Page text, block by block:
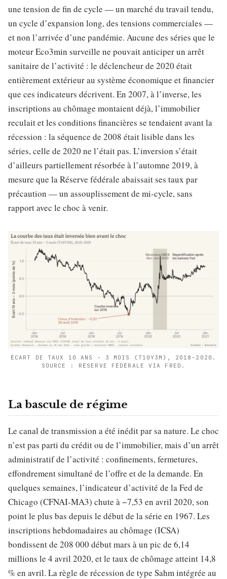
une tension de fin de cycle — un marché du travail tendu,
un cycle d’expansion long, des tensions commerciales —
et non l’arrivée d’une pandémie. Aucune des séries que le
moteur Eco3min surveille ne pouvait anticiper un arrêt
sanitaire de l’activité : le déclencheur de 2020 était
entièrement extérieur au système économique et financier
que ces indicateurs décrivent. En 2007, à l’inverse, les
inscriptions au chômage montaient déjà, l’immobilier
reculait et les conditions financières se tendaient avant la
récession : la séquence de 2008 était lisible dans les
séries, celle de 2020 ne l’était pas. L’inversion s’était
d’ailleurs partiellement résorbée à l’automne 2019, à
mesure que la Réserve fédérale abaissait ses taux par
précaution — un assouplissement de mi-cycle, sans
rapport avec le choc à venir.
ÉCART DE TAUX 10 ANS − 3 MOIS (T10Y3M), 2018–2020.
SOURCE : RÉSERVE FÉDÉRALE VIA FRED.
La bascule de régime
Le canal de transmission a été inédit par sa nature. Le choc
n’est pas parti du crédit ou de l’immobilier, mais d’un arrêt
administratif de l’activité : confinements, fermetures,
effondrement simultané de l’offre et de la demande. En
quelques semaines, l’indicateur d’activité de la Fed de
Chicago (CFNAI-MA3) chute à −7,53 en avril 2020, son
point le plus bas depuis le début de la série en 1967. Les
inscriptions hebdomadaires au chômage (ICSA)
bondissent de 208 000 début mars à un pic de 6,14
millions le 4 avril 2020, et le taux de chômage atteint 14,8
% en avril. La règle de récession de type Sahm intégrée au